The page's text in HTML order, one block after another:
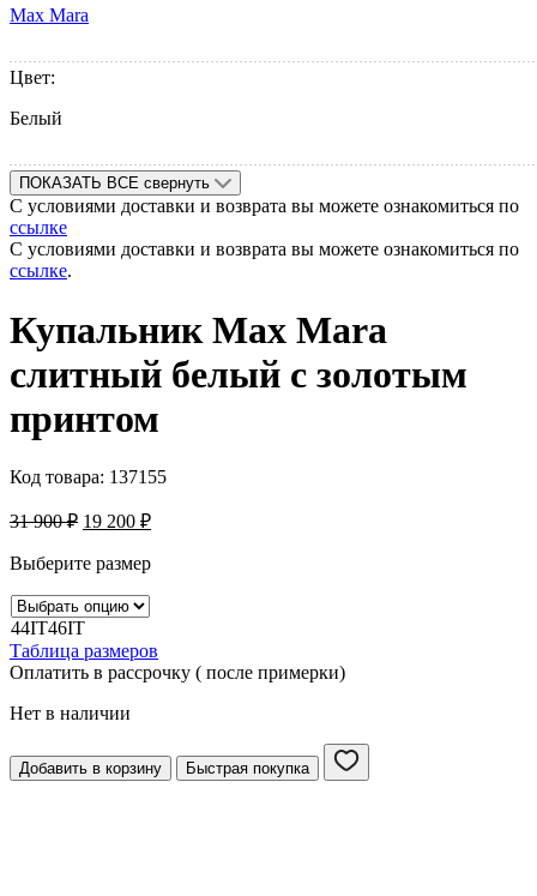
Max Mara
Цвет:
Белый
ПОКАЗАТЬ ВСЕ свернуть
С условиями доставки и возврата вы можете ознакомиться по
ссылке
С условиями доставки и возврата вы можете ознакомиться по
ссылке.
Купальник Max Mara
слитный белый с золотым
принтом
Код товара: 137155
31 900₽ 19 200 ₽
Выберите размер
44IT46IT
Таблица размеров
Оплатить в рассрочку ( после примерки)
Нет в наличии
Добавить в корзину Быстрая покупка